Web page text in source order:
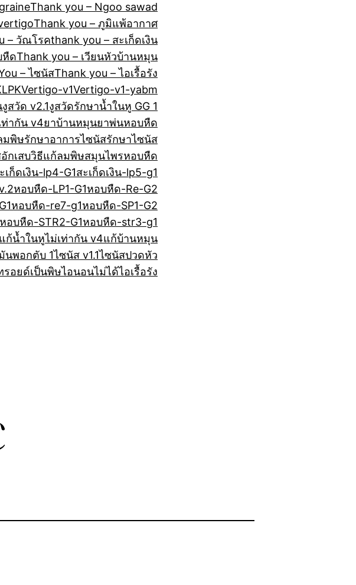
Thank you – Ngoo sawad
Thank you – ภูมิแพ้อากาศ
– วัณโรคthank you – สะเก็ดเงิน
หืดThank you – เวียนหัวบ้านหมุน
– ไซนัสThank you – ไอเรื้อรัง
Vertigo-v1Vertigo-v1-yabm
งูสวัด v2.1งูสวัดรักษาน้ำในหู GG 1
ท่ากัน v4ยาบ้านหมุนยาพ่นหอบหืด
มพิษรักษาอาการไซนัสรักษาไซนัส
กเสบวิธีแก้ลมพิษสมุนไพรหอบหืด
เก็ดเงิน-lp4-G1สะเก็ดเงิน-lp5-g1
หอบหืด-LP1-G1หอบหืด-Re-G2
หอบหืด-re7-g1หอบหืด-SP1-G2
หอบหืด-STR2-G1หอบหืด-str3-g1
แก้น้ำในหูไม่เท่ากัน v4แก้บ้านหมุน
นพอกตับ 1ไซนัส v1.1ไซนัสปวดหัว
รอยด์เป็นพิษไอนอนไม่ได้ไอเรื้อรัง